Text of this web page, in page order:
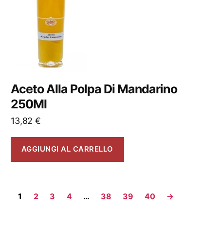
Aceto Alla Polpa Di Mandarino
250Ml
13,82 €
AGGIUNGI AL CARRELLO
1 2 3 4 … 38 39 40 →